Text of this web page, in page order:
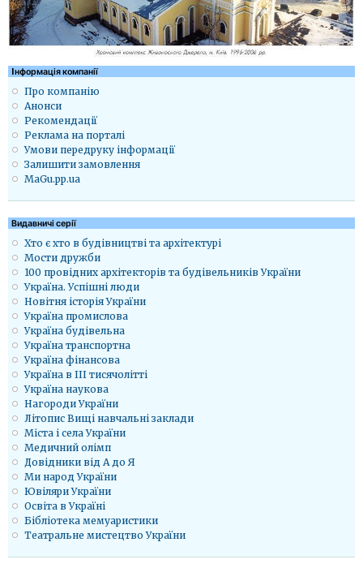
Iнформація компанії
Про компанію
Анонси
Рекомендації
Реклама на порталі
Умови передруку інформації
Залишити замовлення
MaGu.pp.ua
Видавничі серії
Хто є хто в будівництві та архітектурі
Мости дружби
100 провідних архітекторів та будівельників України
Україна. Успішні люди
Новітня історія України
Україна промислова
Україна будівельна
Україна транспортна
Україна фінансова
Україна в ІІІ тисячолітті
Україна наукова
Нагороди України
Літопис Вищі навчальні заклади
Міста і села України
Медичний олімп
Довідники від А до Я
Ми народ України
Ювіляри України
Освіта в Україні
Бібліотека мемуаристики
Театральне мистецтво України